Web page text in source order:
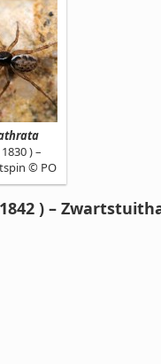
) –
© PO
) –